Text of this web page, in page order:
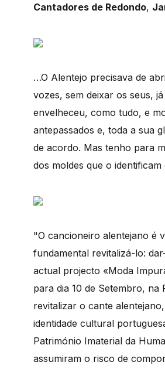
Cantadores de Redondo,
…O Alentejo precisava de
vozes, sem deixar os seus,
envelheceu, como tudo, e
antepassados e, toda a sua
de acordo. Mas tenho para
dos moldes que o
"O cancioneiro alentejano é
fundamental revitalizá-lo:
actual projecto «Moda
para dia 10 de Setembro, na
revitalizar o cante
identidade cultural
Património Imaterial da
assumiram o risco de